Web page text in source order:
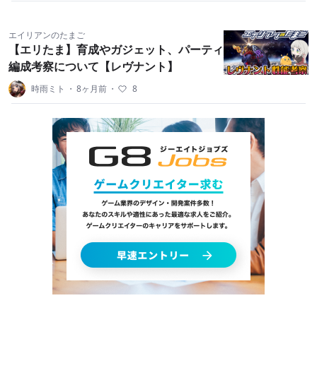
エイリアンのたまご
【エリたま】育成やガジェット、パーティ
編成考察について【レヴナント】
時雨ミト ・ 8ヶ月前 ・ 8